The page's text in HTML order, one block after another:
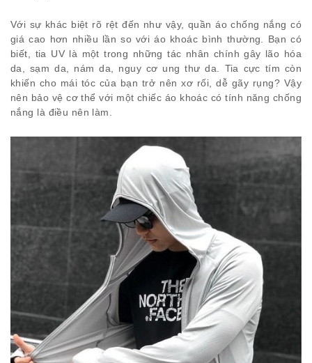
Với sự khác biệt rõ rệt đến như vậy, quần áo chống nắng có
giá cao hơn nhiều lần so với áo khoác bình thường. Bạn có
biết, tia UV là một trong những tác nhân chính gây lão hóa
da, sạm da, nám da, nguy cơ ung thư da. Tia cực tím còn
khiến cho mái tóc của bạn trở nên xơ rối, dễ gãy rụng? Vậy
nên bảo vệ cơ thể với một chiếc áo khoác có tính năng chống
nắng là điều nên làm.